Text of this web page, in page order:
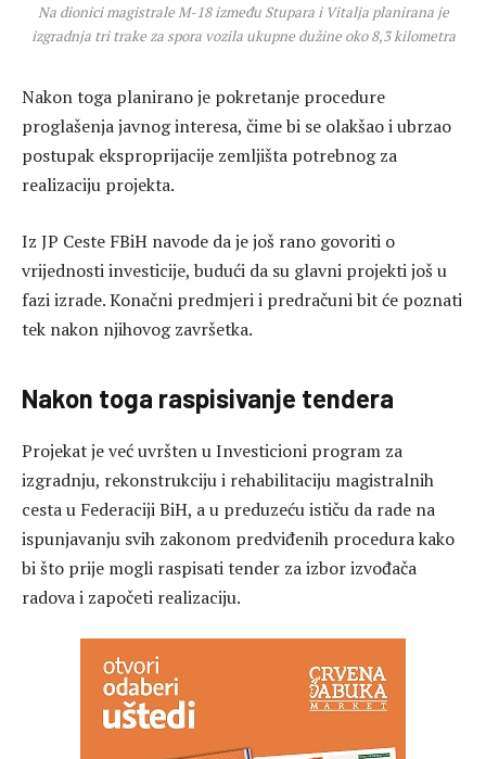
Na dionici magistrale M-18 između Stupara i Vitalja planirana je
izgradnja tri trake za spora vozila ukupne dužine oko 8,3 kilometra
Nakon toga planirano je pokretanje procedure
proglašenja javnog interesa, čime bi se olakšao i ubrzao
postupak eksproprijacije zemljišta potrebnog za
realizaciju projekta.
Iz JP Ceste FBiH navode da je još rano govoriti o
vrijednosti investicije, budući da su glavni projekti još u
fazi izrade. Konačni predmjeri i predračuni bit će poznati
tek nakon njihovog završetka.
Nakon toga raspisivanje tendera
Projekat je već uvršten u Investicioni program za
izgradnju, rekonstrukciju i rehabilitaciju magistralnih
cesta u Federaciji BiH, a u preduzeću ističu da rade na
ispunjavanju svih zakonom predviđenih procedura kako
bi što prije mogli raspisati tender za izbor izvođača
radova i započeti realizaciju.